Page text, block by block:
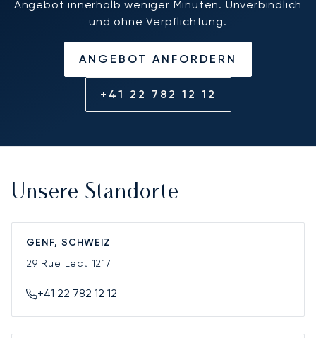
Angebot innerhalb weniger Minuten. Unverbindlich
und ohne Verpflichtung.
ANGEBOT ANFORDERN
+41 22 782 12 12
Unsere Standorte
GENF, SCHWEIZ
29 Rue Lect 1217
+41 22 782 12 12